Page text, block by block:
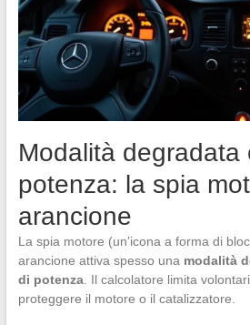
Modalità degradata
potenza: la spia
arancione
La spia motore (un’icona a forma di
arancione attiva spesso una modalità
di potenza. Il calcolatore limita
proteggere il motore o il catalizzatore.